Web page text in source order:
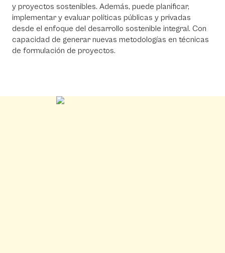
y proyectos sostenibles. Además, puede planificar,
implementar y evaluar políticas públicas y privadas
desde el enfoque del desarrollo sostenible integral. Con
capacidad de generar nuevas metodologías en técnicas
de formulación de proyectos.